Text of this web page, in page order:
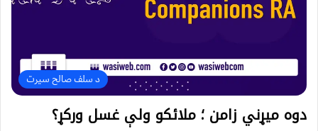
د سلف صالح سیرت
دوه میړني زامن ؛ ملائکو ولې غسل ورکړ؟